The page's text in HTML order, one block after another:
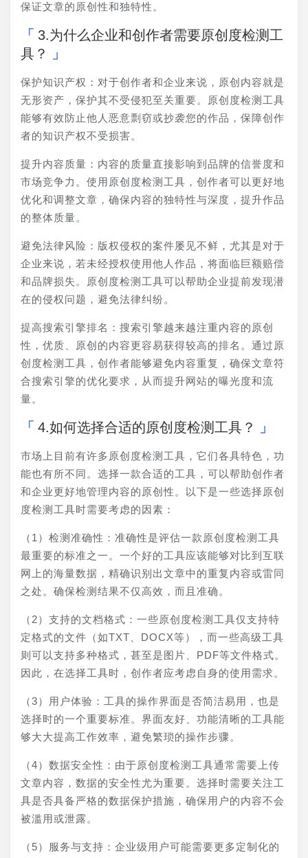
保证文章的原创性和独特性。
3.为什么企业和创作者需要原创度检测工
具？
保护知识产权：对于创作者和企业来说，原创内容就是
无形资产，保护其不受侵犯至关重要。原创度检测工具
能够有效防止他人恶意剽窃或抄袭您的作品，保障创作
者的知识产权不受损害。
提升内容质量：内容的质量直接影响到品牌的信誉度和
市场竞争力。使用原创度检测工具，创作者可以更好地
优化和调整文章，确保内容的独特性与深度，提升作品
的整体质量。
避免法律风险：版权侵权的案件屡见不鲜，尤其是对于
企业来说，若未经授权使用他人作品，将面临巨额赔偿
和品牌损失。原创度检测工具可以帮助企业提前发现潜
在的侵权问题，避免法律纠纷。
提高搜索引擎排名：搜索引擎越来越注重内容的原创
性，优质、原创的内容更容易获得较高的排名。通过原
创度检测工具，创作者能够避免内容重复，确保文章符
合搜索引擎的优化要求，从而提升网站的曝光度和流
量。
4.如何选择合适的原创度检测工具？
市场上目前有许多原创度检测工具，它们各具特色，功
能也有所不同。选择一款合适的工具，可以帮助创作者
和企业更好地管理内容的原创性。以下是一些选择原创
度检测工具时需要考虑的因素：
（1）检测准确性：准确性是评估一款原创度检测工具
最重要的标准之一。一个好的工具应该能够对比到互联
网上的海量数据，精确识别出文章中的重复内容或雷同
之处。确保检测结果不仅高效，而且准确。
（2）支持的文档格式：一些原创度检测工具仅支持特
定格式的文件（如TXT、DOCX等），而一些高级工具
则可以支持多种格式，甚至是图片、PDF等文件格式。
因此，在选择工具时，创作者应考虑自身的使用需求。
（3）用户体验：工具的操作界面是否简洁易用，也是
选择时的一个重要标准。界面友好、功能清晰的工具能
够大大提高工作效率，避免繁琐的操作步骤。
（4）数据安全性：由于原创度检测工具通常需要上传
文章内容，数据的安全性尤为重要。选择时需要关注工
具是否具备严格的数据保护措施，确保用户的内容不会
被滥用或泄露。
（5）服务与支持：企业级用户可能需要更多定制化的